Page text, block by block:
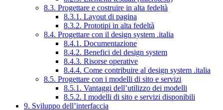
8.3. Progettare e costruire in alta fedeltà
8.3.1. Layout di pagina
8.3.2. Prototipi in alta fedeltà
8.4. Progettare con il design system .italia
8.4.1. Documentazione
8.4.2. Benefici del design system
8.4.3. Risorse operative
8.4.4. Come contribuire al design system .italia
8.5. Progettare con i modelli di sito e servizi
8.5.1. Vantaggi dell’utilizzo dei modelli
8.5.2. I modelli di sito e servizi disponibili
9. Sviluppo dell’interfaccia